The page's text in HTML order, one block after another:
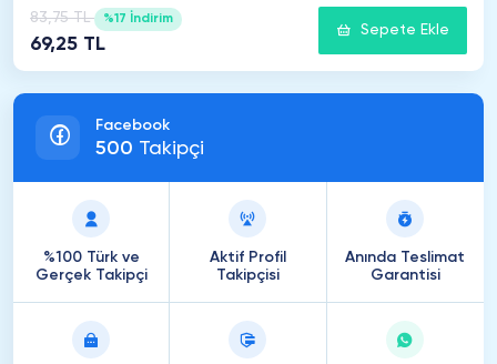
83,75 TL %17 İndirim
69,25 TL
Sepete Ekle
Facebook
500 Takipçi
%100 Türk ve
Gerçek Takipçi
Aktif Profil
Takipçisi
Anında Teslimat
Garantisi